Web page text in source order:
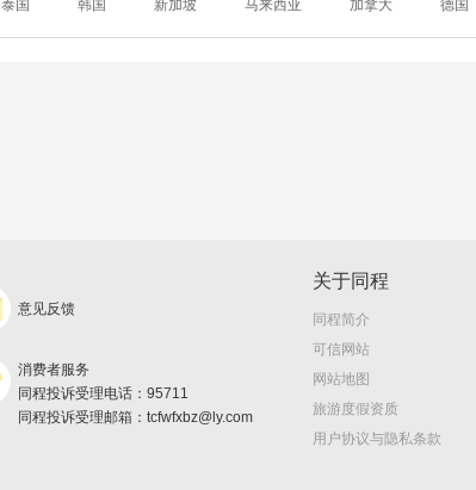
泰国 韩国 新加坡 马来西亚 加拿大 德国
意见反馈
消费者服务
同程投诉受理电话：95711
同程投诉受理邮箱：tcfwfxbz@ly.com
关于同程
同程简介
可信网站
网站地图
旅游度假资质
用户协议与隐私条款